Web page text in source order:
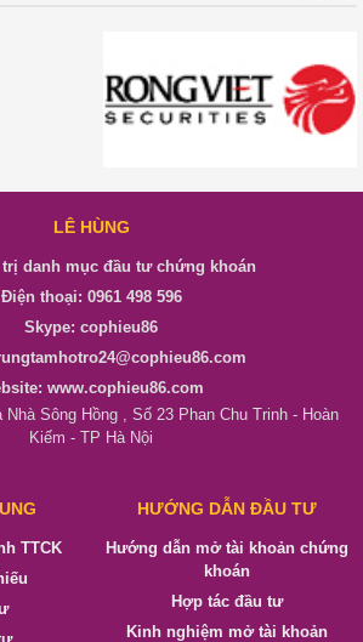
LÊ HÙNG
trị danh mục đầu tư chứng khoán
Điện thoại: 0961 498 596
Skype: cophieu86
www.cophieu86.com
Sông Hồng , Số 23 Phan Chu Trinh - Hoàn
Kiếm - TP Hà Nội
TTCK
HƯỚNG DẪN ĐẦU TƯ
Hướng dẫn mở tài khoản chứng
khoán
Hợp tác đầu tư
Kinh nghiệm mở tài khoản